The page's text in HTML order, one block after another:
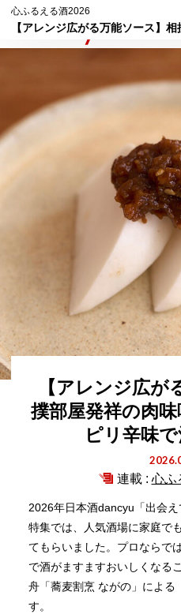
心ふるえる酒2026
【アレンジ広が
撲部屋発祥の肉
ピリ辛味で
連載 : 心ふ
2026年日本酒dancyu「出会え
特集では、人気酒場に家庭で
てもらいました。プロならで
で酒がますますおいしくなる
舟「蕎麦割烹 ながの」による
す。